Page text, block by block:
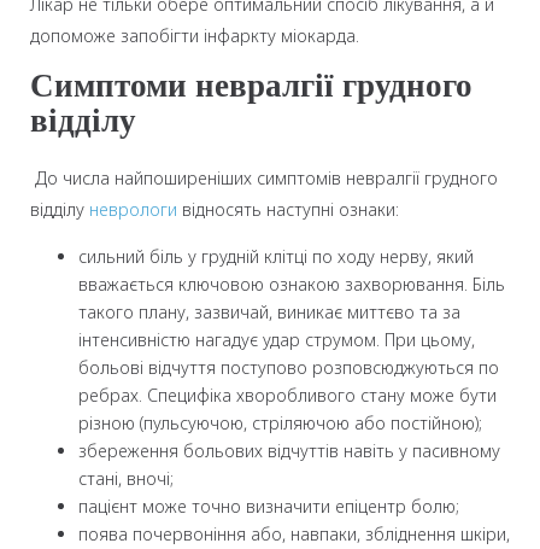
допоможе запобігти інфаркту міокарда.
Симптоми невралгії грудного
відділу
До числа найпоширеніших симптомів невралгії грудного
відділу неврологи відносять наступні ознаки:
сильний біль у грудній клітці по ходу нерву, який
вважається ключовою ознакою захворювання. Біль
такого плану, зазвичай, виникає миттєво та за
інтенсивністю нагадує удар струмом. При цьому,
больові відчуття поступово розповсюджуються по
ребрах. Специфіка хворобливого стану може бути
різною (пульсуючою, стріляючою або постійною);
збереження больових відчуттів навіть у пасивному
стані, вночі;
пацієнт може точно визначити епіцентр болю;
поява почервоніння або, навпаки, збліднення шкіри,